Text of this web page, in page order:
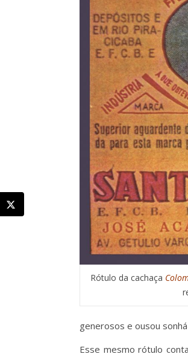
Rótulo da cachaça
generosos e ousou
Esse mesmo rótulo